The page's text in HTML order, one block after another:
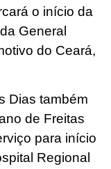
o início da
General
do Ceará,
Dias também
de Freitas
para início
Regional